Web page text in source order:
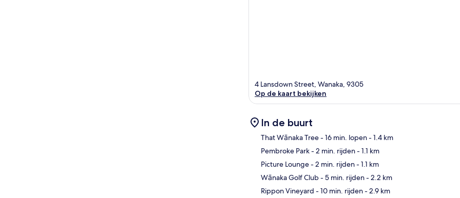
4 Lansdown Street, Wanaka, 9305
Op de kaart bekijken
In de buurt
That Wānaka Tree- 16 min. lopen- 1.4 km
Pembroke Park- 2 min. rijden- 1.1 km
Picture Lounge- 2 min. rijden- 1.1 km
Wānaka Golf Club- 5 min. rijden- 2.2 km
Rippon Vineyard - 10 min. rijden- 2.9 km